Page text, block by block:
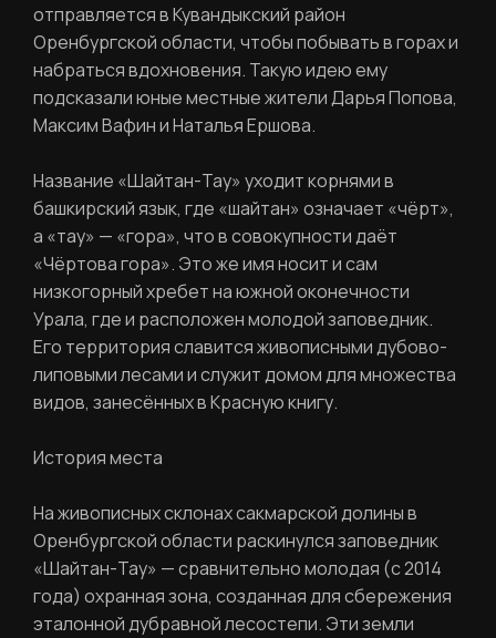
отправляется в Кувандыкский район
Оренбургской области, чтобы побывать в горах и
набраться вдохновения. Такую идею ему
подсказали юные местные жители Дарья Попова,
Максим Вафин и Наталья Ершова.
Название «Шайтан-Тау» уходит корнями в
башкирский язык, где «шайтан» означает «чёрт»,
а «тау» — «гора», что в совокупности даёт
«Чёртова гора». Это же имя носит и сам
низкогорный хребет на южной оконечности
Урала, где и расположен молодой заповедник.
Его территория славится живописными дубово-
липовыми лесами и служит домом для множества
видов, занесённых в Красную книгу.
История места
На живописных склонах сакмарской долины в
Оренбургской области раскинулся заповедник
«Шайтан-Тау» — сравнительно молодая (с 2014
года) охранная зона, созданная для сбережения
эталонной дубравной лесостепи. Эти земли
РЕГИСТРАЦИЯ